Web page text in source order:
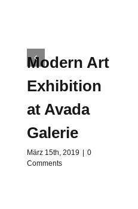
Modern Art
Exhibition
at Avada
Galerie
März 15th, 2019 | 0
Comments